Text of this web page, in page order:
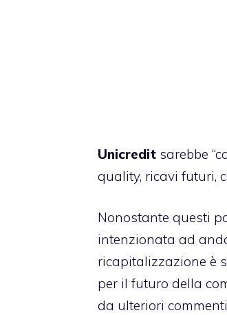
Unicredit sarebbe
quality, ricavi futuri,
Nonostante questi
intenzionata ad
ricapitalizzazione è
per il futuro della
da ulteriori